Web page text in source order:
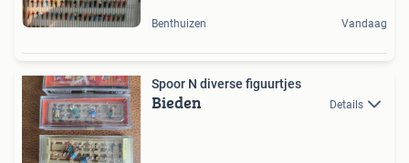
Benthuizen Vandaag
Spoor N diverse figuurtjes
Bieden Details